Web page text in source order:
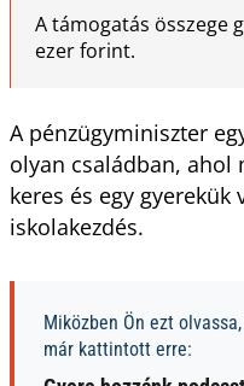
A támogatás összege
ezer forint.
A pénzügyminiszter
olyan családban, ahol
keres és egy
iskolakezdés.
Miközben Ön ezt
már kattintott erre: